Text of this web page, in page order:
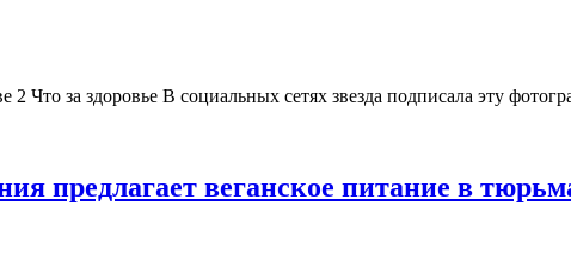
2 Что за здоровье В социальных сетях звезда подписала эту
предлагает веганское питание в